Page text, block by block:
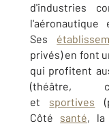
d'industries
Ses
privés) en font
qui profitent
(théâtre,
et sportives
Côté santé, la